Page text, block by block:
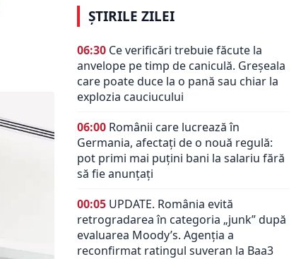
ȘTIRILE ZILEI
06:30 Ce verificări trebuie făcute la
anvelope pe timp de caniculă. Greșeala
care poate duce la o pană sau chiar la
explozia cauciucului
06:00 Românii care lucrează în
Germania, afectați de o nouă regulă:
pot primi mai puțini bani la salariu fără
să fie anunțați
00:05 UPDATE. România evită
retrogradarea în categoria „junk” după
evaluarea Moody’s. Agenția a
reconfirmat ratingul suveran la Baa3